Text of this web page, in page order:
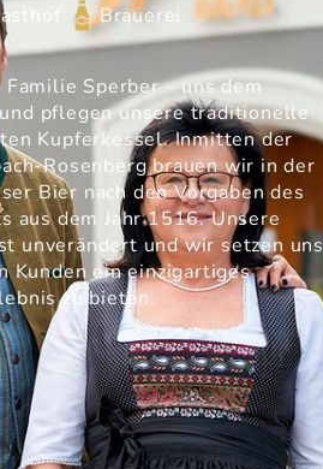
Brauerei
Sperber – uns dem
pflegen unsere traditionelle
Kupferkessel. Inmitten der
Rosenberg brauen wir in der
Bier nach den Vorgaben des
aus dem Jahr 1516. Unsere
unverändert und wir setzen uns
Kunden ein einzigartiges
zu bieten.